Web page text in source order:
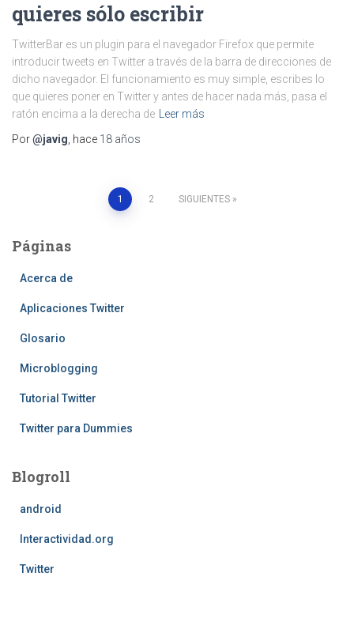
quieres sólo escribir
TwitterBar es un plugin para el navegador Firefox que permite
introducir tweets en Twitter a través de la barra de direcciones de
dicho navegador. El funcionamiento es muy simple, escribes lo
que quieres poner en Twitter y antes de hacer nada más, pasa el
ratón encima a la derecha de
Leer más
Por@javig , hace 18 años
Paginación
de
entradas
1 2 SIGUIENTES
Páginas
Acerca de
Aplicaciones Twitter
Glosario
Microblogging
Tutorial Twitter
Twitter para Dummies
Blogroll
android
Interactividad.org
Twitter